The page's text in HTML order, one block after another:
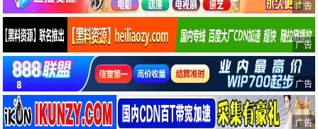
广告
广告
广告
广告